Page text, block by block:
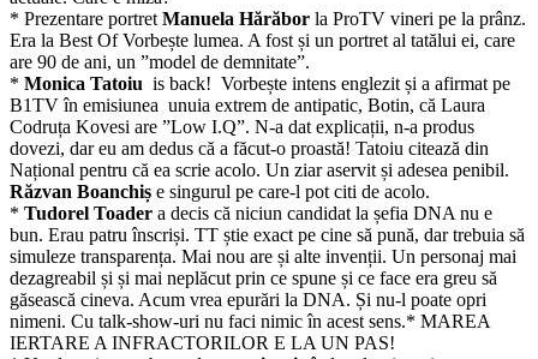
* Prezentare portret Manuela Hărăbor la ProTV vineri pe la prânz.
Era la Best Of Vorbește lumea. A fost și un portret al tatălui ei, care
are 90 de ani, un ”model de demnitate”.
* Monica Tatoiu is back! Vorbește intens englezit și a afirmat pe
B1TV în emisiunea unuia extrem de antipatic, Botin, că Laura
Codruța Kovesi are ”Low I.Q”. N-a dat explicații, n-a produs
dovezi, dar eu am dedus că a făcut-o proastă! Tatoiu citează din
Național pentru că ea scrie acolo. Un ziar aservit și adesea penibil.
Răzvan Boanchiș e singurul pe care-l pot citi de acolo.
* Tudorel Toader a decis că niciun candidat la șefia DNA nu e
bun. Erau patru înscriși. TT știe exact pe cine să pună, dar trebuia să
simuleze transparența. Mai nou are și alte invenții. Un personaj mai
dezagreabil și și mai neplăcut prin ce spune și ce face era greu să
găsească cineva. Acum vrea epurări la DNA. Și nu-l poate opri
nimeni. Cu talk-show-uri nu faci nimic în acest sens.* MAREA
IERTARE A INFRACTORILOR E LA UN PAS!